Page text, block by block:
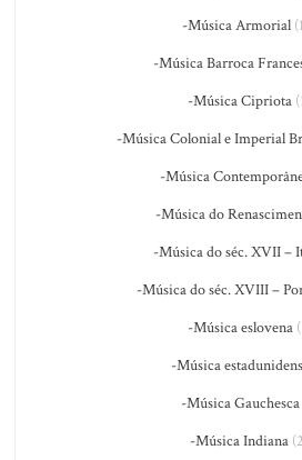
-Música Armorial
-Música Barroca
-Música Cipriota
-Música Colonial e Imperial
-Música
-Música do
-Música do séc. XVII –
-Música do séc. XVIII –
-Música eslovena
-Música
-Música Gauchesca
-Música Indiana